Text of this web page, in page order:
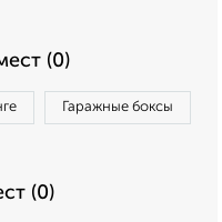
(0)
Гаражные боксы
(0)